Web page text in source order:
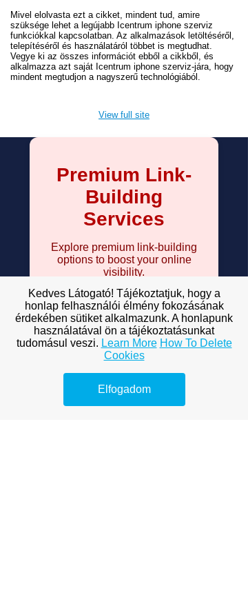
Mivel elolvasta ezt a cikket, mindent tud, amire
szüksége lehet a legújabb Icentrum iphone szerviz
funkciókkal kapcsolatban. Az alkalmazások letöltéséről,
telepítéséről és használatáról többet is megtudhat.
Vegye ki az összes információt ebből a cikkből, és
alkalmazza azt saját Icentrum iphone szerviz-jára, hogy
mindent megtudjon a nagyszerű technológiából.
View full site
Premium Link-
Building
Services
Explore premium link-building
options to boost your online
visibility.
ofagency budapest
bp ofagency
of BP agency
cégek átalánydíjas képviselet
Kedves Látogató! Tájékoztatjuk, hogy a
honlap felhasználói élmény fokozásának
érdekében sütiket alkalmazunk. A honlapunk
használatával ön a tájékoztatásunkat
tudomásul veszi. Learn More How To Delete
Cookies
Elfogadom